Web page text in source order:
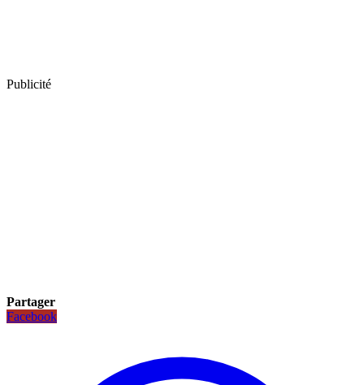
Publicité
Partager
Facebook